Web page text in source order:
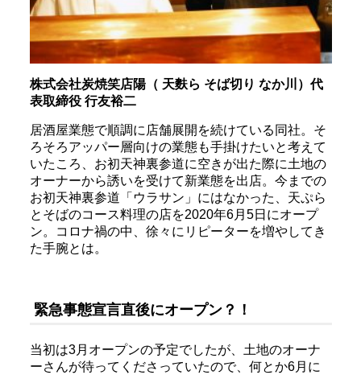
株式会社炭焼笑店陽（ 天麩ら そば切り なか川）代
表取締役 行友裕二
居酒屋業態で順調に店舗展開を続けている同社。そ
ろそろアッパー層向けの業態も手掛けたいと考えて
いたころ、お初天神裏参道に空きが出た際に土地の
オーナーから誘いを受けて新業態を出店。今までの
お初天神裏参道「ウラサン」にはなかった、天ぷら
とそばのコース料理の店を2020年6月5日にオープ
ン。コロナ禍の中、徐々にリピーターを増やしてき
た手腕とは。
緊急事態宣言直後にオープン？！
当初は3月オープンの予定でしたが、土地のオーナ
ーさんが待ってくださっていたので、何とか6月に